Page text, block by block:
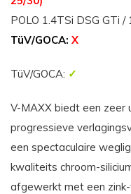
POLO 1.4TSi DSG GTi /
TüV/GOCA: X
TüV/GOCA: ✓
V-MAXX biedt een zeer
progressieve
een spectaculaire
kwaliteits chroom-
afgewerkt met een